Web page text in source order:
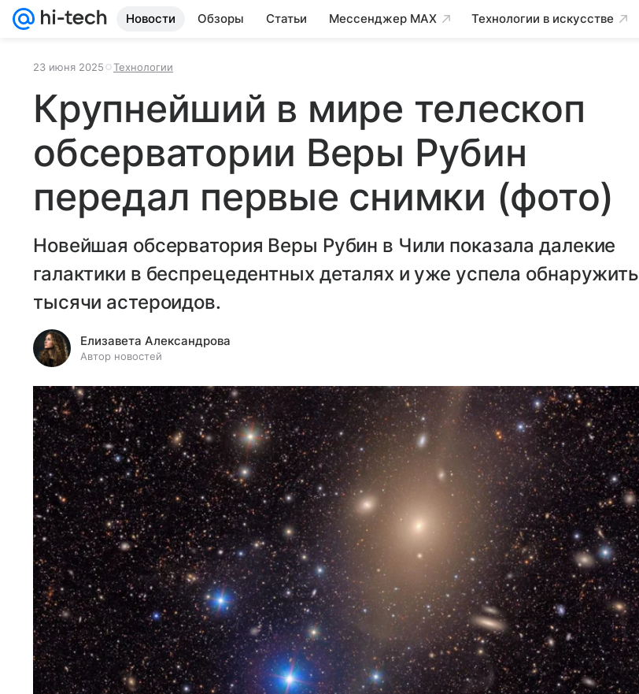
Новости Обзоры Статьи Мессенджер MAX Технологии в искусстве
23 июня 2025 Технологии
Крупнейший в мире телескоп
обсерватории Веры Рубин
передал первые снимки (фото)
Новейшая обсерватория Веры Рубин в Чили показала далекие
галактики в беспрецедентных деталях и уже успела обнаружить
тысячи астероидов.
Елизавета Александрова
Автор новостей